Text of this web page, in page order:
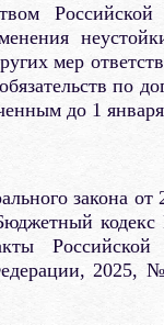
мер
по
до 1
закона
кодекс